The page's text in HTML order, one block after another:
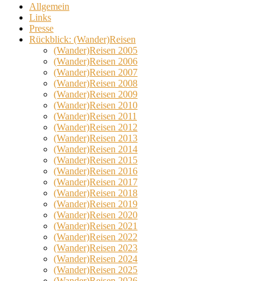
Allgemein
Links
Presse
Rückblick: (Wander)Reisen
(Wander)Reisen 2005
(Wander)Reisen 2006
(Wander)Reisen 2007
(Wander)Reisen 2008
(Wander)Reisen 2009
(Wander)Reisen 2010
(Wander)Reisen 2011
(Wander)Reisen 2012
(Wander)Reisen 2013
(Wander)Reisen 2014
(Wander)Reisen 2015
(Wander)Reisen 2016
(Wander)Reisen 2017
(Wander)Reisen 2018
(Wander)Reisen 2019
(Wander)Reisen 2020
(Wander)Reisen 2021
(Wander)Reisen 2022
(Wander)Reisen 2023
(Wander)Reisen 2024
(Wander)Reisen 2025